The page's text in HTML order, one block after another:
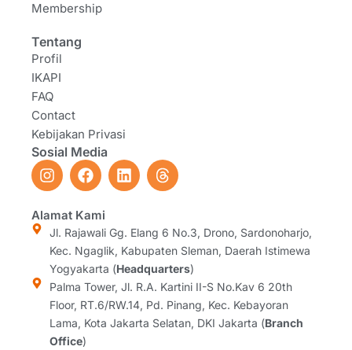
Membership
Tentang
Profil
IKAPI
FAQ
Contact
Kebijakan Privasi
Sosial Media
I
n
t
a
g
r
a
m
F
a
e
b
o
o
k
L
i
e
d
i
n
T
h
a
d
s
Alamat Kami
Jl. Rajawali Gg. Elang 6 No.3, Drono, Sardonoharjo,
Kec. Ngaglik, Kabupaten Sleman, Daerah Istimewa
Yogyakarta (Headquarters)
Palma Tower, Jl. R.A. Kartini II-S No.Kav 6 20th
Floor, RT.6/RW.14, Pd. Pinang, Kec. Kebayoran
Lama, Kota Jakarta Selatan, DKI Jakarta (Branch
Office)